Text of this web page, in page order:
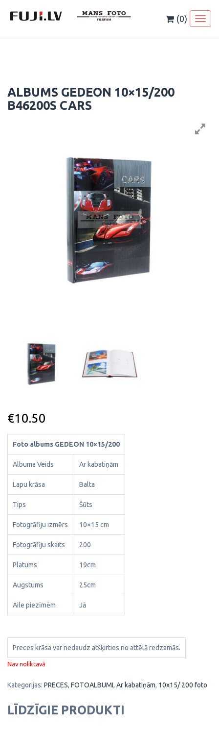
(0)
ALBUMS GEDEON 10×15/200
B46200S CARS
€10.50
Foto albums GEDEON 10×15/200
Albuma Veids Ar kabatiņām
Lapu krāsa Balta
Tips Šūts
Fotogrāfiju izmērs 10×15 cm
Fotogrāfiju skaits 200
Platums 19cm
Augstums 25cm
Aile piezīmēm Jā
Preces krāsa var nedaudz atšķirties no attēlā redzamās.
Nav noliktavā
Kategorijas: PRECES, FOTOALBUMI, Ar kabatiņām, 10x15/ 200 foto
LĪDZĪGIE PRODUKTI